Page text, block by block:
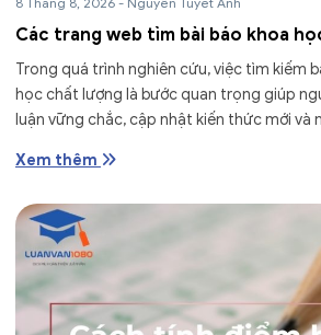
Các trang web tìm bài báo khoa
Trong quá trình nghiên cứu, việc tìm kiếm
học chất lượng là bước quan trọng giúp
luận vững chắc, cập nhật kiến thức mới và
Xem thêm